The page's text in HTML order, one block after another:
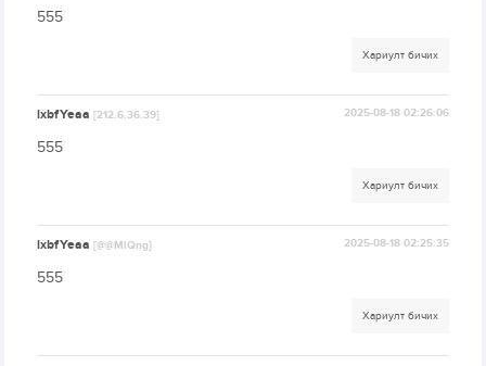
555
Хариулт бичих
lxbfYeaa[212.6.36.39] 2025-08-18 02:26:06
555
Хариулт бичих
lxbfYeaa[@@MlQng] 2025-08-18 02:25:35
555
Хариулт бичих